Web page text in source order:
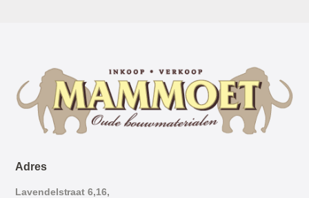
Adres
Lavendelstraat 6,16,